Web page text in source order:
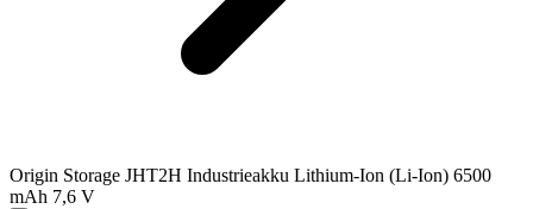
Origin Storage JHT2H Industrieakku Lithium-Ion (Li-Ion) 6500
mAh 7,6 V